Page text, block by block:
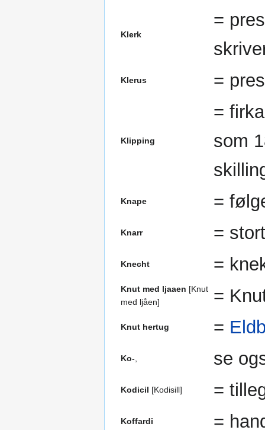
Klerk
=
Klerus =
Klipping
=
som
Knape =
Knarr =
Knecht =
Knut med ljaaen [Knut
med ljåen]
=
Knut hertug =
Ko-, se
Kodicil [Kodisill] =
Koffardi =